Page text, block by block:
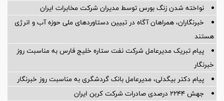
نواخته شدن زنگ بورس توسط مدیران شرکت مخابرات ایران
خبرنگاران، همراهان آگاه در تبیین دستاوردهای ملی حوزه آب و انرژی
هستند
پیام تبریک مدیرعامل شرکت نفت ستاره خلیج فارس به مناسبت روز
خبرنگار
پیام دکتر بیگدلی، مدیرعامل بانک گردشگری به مناسبت روز خبرنگار
جهش ۲۲۴۴ درصدی صادرات شرکت کربن ایران